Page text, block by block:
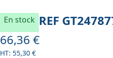
En stock REF
66,36 €
55,30 €